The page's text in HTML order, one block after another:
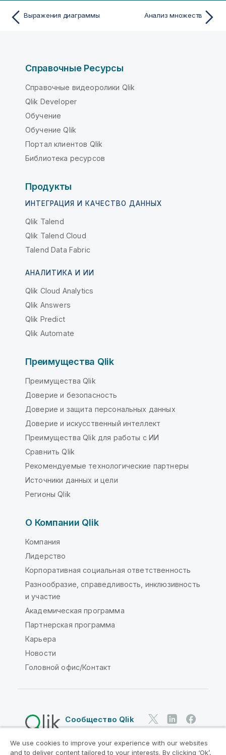
Выражения диаграммы Анализ множеств
Справочные Ресурсы
Справочные видеоролики Qlik
Qlik Developer
Обучение
Обучение Qlik
Портал клиентов Qlik
Библиотека ресурсов
Продукты
ИНТЕГРАЦИЯ И КАЧЕСТВО ДАННЫХ
Qlik Talend
Qlik Talend Cloud
Talend Data Fabric
АНАЛИТИКА И ИИ
Qlik Cloud Analytics
Qlik Answers
Qlik Predict
Qlik Automate
Преимущества Qlik
Преимущества Qlik
Доверие и безопасность
Доверие и защита персональных данных
Доверие и искусственный интеллект
Преимущества Qlik для работы с ИИ
Сравнить Qlik
Рекомендуемые технологические партнеры
Источники данных и цели
Регионы Qlik
О Компании Qlik
Компания
Лидерство
Корпоративная социальная ответственность
Разнообразие, справедливость, инклюзивность
и участие
Академическая программа
Партнерская программа
Карьера
Новости
Головной офис/Контакт
Сообщество Qlik
Юридические соглашения
We use cookies to improve your experience with our websites
and to deliver content tailored to your interests. By clicking ‘Ok’,